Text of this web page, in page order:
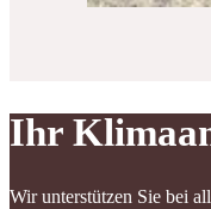
Ihr
Wir unterstützen Sie bei